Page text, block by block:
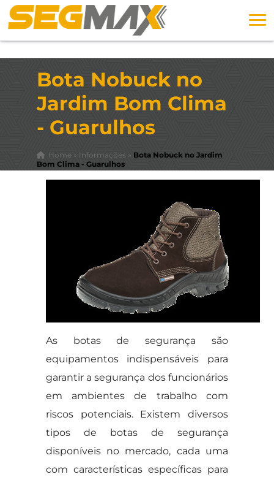
Bota Nobuck no
Jardim Bom Clima
- Guarulhos
Home» Informações » Bota Nobuck no Jardim
Bom Clima - Guarulhos
As botas de segurança são
equipamentos indispensáveis para
garantir a segurança dos funcionários
em ambientes de trabalho com
riscos potenciais. Existem diversos
tipos de botas de segurança
disponíveis no mercado, cada uma
com características específicas para